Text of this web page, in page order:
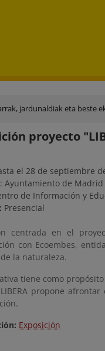
jardunaldiak eta beste
proyecto
el 28 de septiembre
: Ayuntamiento de Madrid
de Información y
Presencial
centrada en el
con Ecoembes,
la naturaleza.
tiene como
propone
Exposición